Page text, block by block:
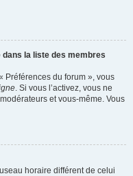
dans la liste des membres
Préférences du forum », vous
. Si vous l’activez, vous ne
et vous-même. Vous
horaire différent de celui